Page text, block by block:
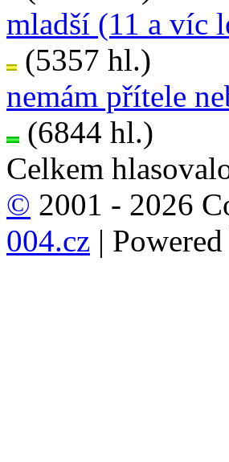
mladší (11 a víc
(5357 hl.)
nemám přítele
(6844 hl.)
Celkem
© 2001 - 2026
004.cz |